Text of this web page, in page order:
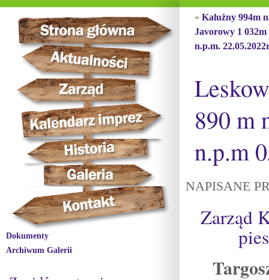
« Kalużny 994m
Javorowy 1
n.p.m.
890 m
n.p.m
NAPISANE
Zarząd
Dokumenty
Archiwum Galerii